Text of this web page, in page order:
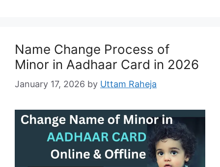
Name Change Process of
Minor in Aadhaar Card in 2026
January 17, 2026 by Uttam Raheja